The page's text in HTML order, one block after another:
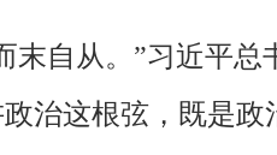
末自从。”习近平
治这根弦，既是